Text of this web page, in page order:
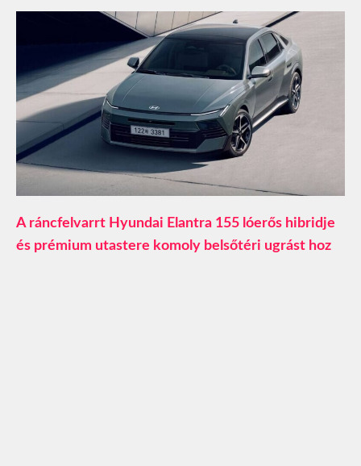
A ráncfelvarrt Hyundai Elantra 155 lóerős hibridje
és prémium utastere komoly belsőtéri ugrást hoz